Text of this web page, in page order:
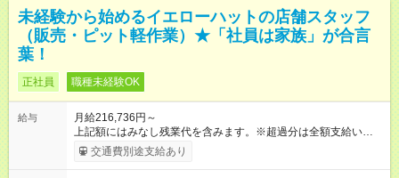
未経験から始めるイエローハットの店舗スタッフ
（販売・ピット軽作業）★「社員は家族」が合言
葉！
正社員 職種未経験OK
給与
月給216,736円～
上記額にはみなし残業代を含みます。※超過分は全額支給いたし
ます。 みなし残業代 25,736円 以上／月 みなし残業時間 18.34
時間／月 上記額には開店準備早出手当（固定残業代）１８．３
交通費別途支給あり